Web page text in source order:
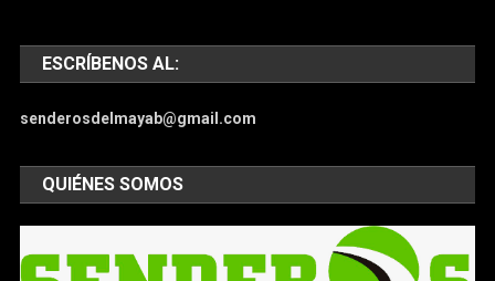
ESCRÍBENOS AL:
senderosdelmayab@gmail.com
QUIÉNES SOMOS